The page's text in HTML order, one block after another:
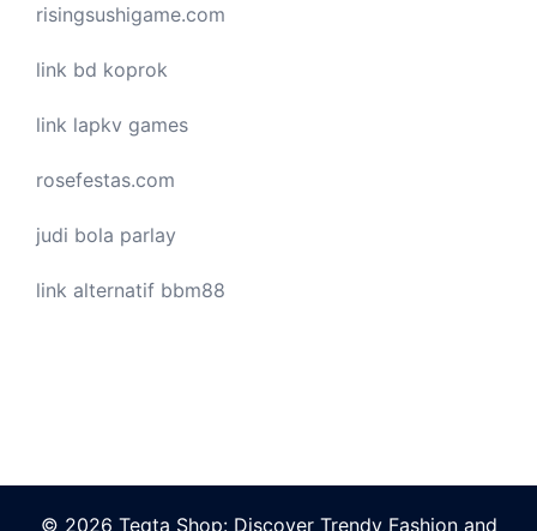
risingsushigame.com
link bd koprok
link lapkv games
rosefestas.com
judi bola parlay
link alternatif bbm88
© 2026 Teqta Shop: Discover Trendy Fashion and